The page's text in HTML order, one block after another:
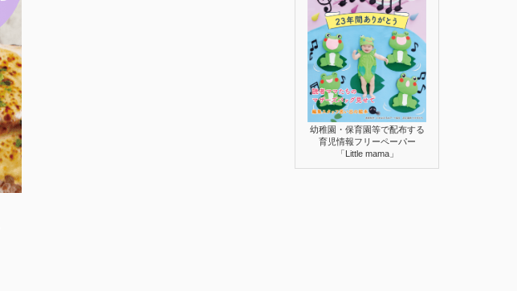
幼稚園・保育園等で配布する
育児情報フリーペーパー
「Little mama」